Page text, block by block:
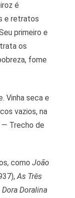
é
e retratos
primeiro e
os
fome
Vinha seca e
vazios, na
— Trecho de
comoJoão
As Três
Dora Doralina